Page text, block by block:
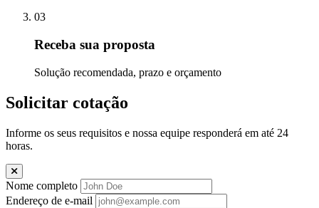
03
Receba sua proposta
Solução recomendada, prazo e orçamento
Solicitar cotação
Informe os seus requisitos e nossa equipe responderá em até 24
horas.
Nome completo
Endereço de e-mail